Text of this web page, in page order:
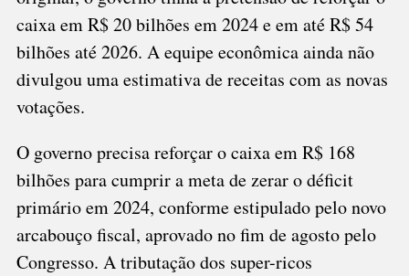
caixa em R$ 20 bilhões em 2024 e em até R$ 54
bilhões até 2026. A equipe econômica ainda não
divulgou uma estimativa de receitas com as novas
votações.
O governo precisa reforçar o caixa em R$ 168
bilhões para cumprir a meta de zerar o déficit
primário em 2024, conforme estipulado pelo novo
arcabouço fiscal, aprovado no fim de agosto pelo
Congresso. A tributação dos super-ricos